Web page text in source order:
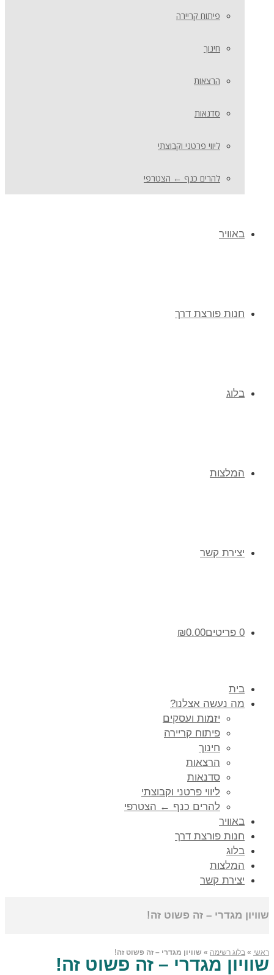
פיתוח קריירה
חינוך
הרצאות
סדנאות
ליווי פרטני וקבוצתי
להרים כנף ← הצטרפי
באוויר
חנות פורצת דרך
בלוג
המלצות
יצירת קשר
0 פריטים ₪0.00
בית
מה נעשה אצלנו?
יזמות ועסקים
פיתוח קריירה
חינוך
הרצאות
סדנאות
ליווי פרטני וקבוצתי
להרים כנף ← הצטרפי
באוויר
חנות פורצת דרך
בלוג
המלצות
יצירת קשר
שוויון מגדרי – זה פשוט זה!
ראשי » בלוג רשימה » שוויון מגדרי – זה פשוט זה!
שוויון מגדרי – זה פשוט זה!